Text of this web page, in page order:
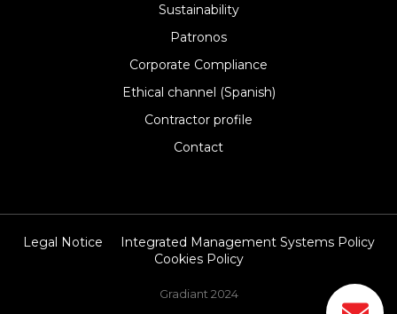
Sustainability
Patronos
Corporate Compliance
Ethical channel (Spanish)
Contractor profile
Contact
Gradiant 2024
Legal Notice
Integrated Management Systems Policy
Cookies Policy